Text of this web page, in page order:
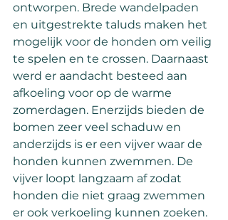
ontworpen. Brede wandelpaden
en uitgestrekte taluds maken het
mogelijk voor de honden om veilig
te spelen en te crossen. Daarnaast
werd er aandacht besteed aan
afkoeling voor op de warme
zomerdagen. Enerzijds bieden de
bomen zeer veel schaduw en
anderzijds is er een vijver waar de
honden kunnen zwemmen. De
vijver loopt langzaam af zodat
honden die niet graag zwemmen
er ook verkoeling kunnen zoeken.